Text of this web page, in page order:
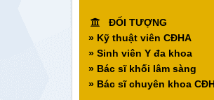
ĐỐI TƯỢNG
» Kỹ thuật viên CĐHA
» Sinh viên Y đa khoa
» Bác sĩ khối lâm sàng
» Bác sĩ chuyên khoa